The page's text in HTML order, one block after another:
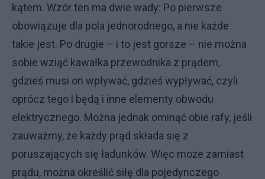
kątem. Wzór ten ma dwie wady: Po pierwsze
obowiązuje dla pola jednorodnego, a nie każde
takie jest. Po drugie – i to jest gorsze – nie można
sobie wziąć kawałka przewodnika z prądem,
gdzieś musi on wpływać, gdzieś wypływać, czyli
oprócz tego l będą i inne elementy obwodu
elektrycznego. Można jednak ominąć obie rafy, jeśli
zauważmy, że każdy prąd składa się z
poruszających się ładunków. Więc może zamiast
prądu, można określić siłę dla pojedynczego